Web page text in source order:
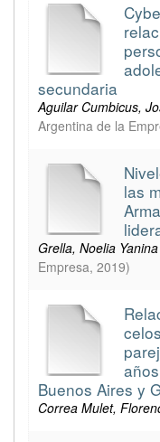
secundaria
Aguilar Cumbicus,
Argentina de la
las
Grella, Noelia Yanina
Empresa, 2019)
Buenos Aires y
Correa Mulet,